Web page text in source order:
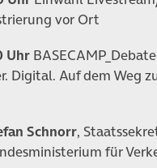
vor Ort
Uhr
Digital. Auf dem Weg
Schnorr,
für